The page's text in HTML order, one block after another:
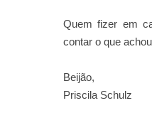
Quem fizer em
contar o que
Beijão,
Priscila Schulz